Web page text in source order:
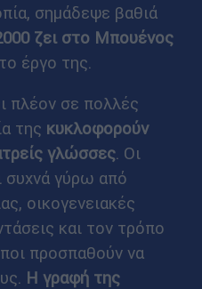
σημάδεψε βαθιά
ζει στο Μπουένος
έργο της.
πλέον σε πολλές
της κυκλοφορούν
γλώσσες. Οι
συχνά γύρω από
οικογενειακές
και τον τρόπο
προσπαθούν να
Η γραφή της